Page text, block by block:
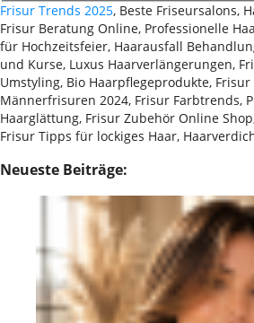
Frisur Trends 2025, Beste Friseursalons,
Frisur Beratung Online, Professionelle
für Hochzeitsfeier, Haarausfall
und Kurse, Luxus Haarverlängerungen,
Umstyling, Bio Haarpflegeprodukte,
Männerfrisuren 2024, Frisur Farbtrends,
Haarglättung, Frisur Zubehör Online
Frisur Tipps für lockiges Haar,
Neueste Beiträge: